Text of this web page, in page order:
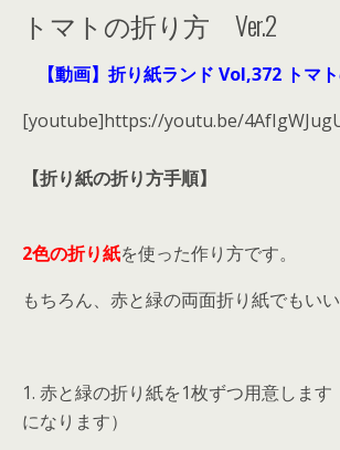
トマトの折り方 Ver.2
【動画】折り紙ランド Vol,372 トマ
[youtube]https://youtu.be/
【折り紙の折り方手順】
2色の折り紙を使った作り方です。
もちろん、赤と緑の両面折り紙でもい
1. 赤と緑の折り紙を1枚ずつ用意しま
になります）